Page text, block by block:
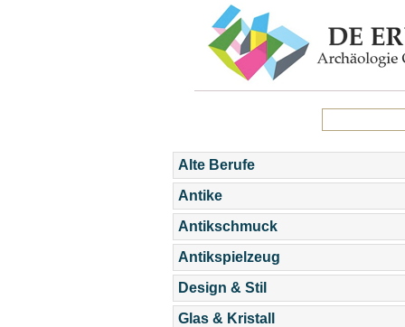
Alte Berufe
Antike
Antikschmuck
Antikspielzeug
Design & Stil
Glas & Kristall